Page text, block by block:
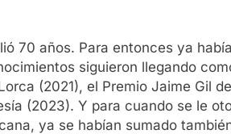
70 años. Para entonces ya
siguieron llegando
(2021), el Premio Jaime Gil
(2023). Y para cuando se le
ya se habían sumado